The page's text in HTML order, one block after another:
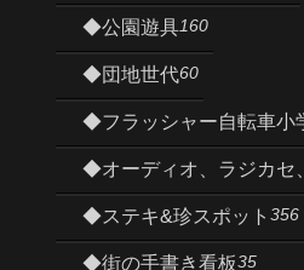
◆公園遊具160
◆団地世代60
◆フラッシャー自転車小
◆オーディオ、ラジカセ
◆ステキ&珍スポット 356
◆街の手書き看板35